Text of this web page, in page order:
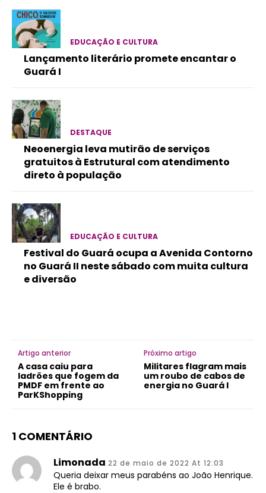
EDUCAÇÃO E CULTURA
Lançamento literário promete encantar o
Guará I
DESTAQUE
Neoenergia leva mutirão de serviços
gratuitos à Estrutural com atendimento
direto à população
EDUCAÇÃO E CULTURA
Festival do Guará ocupa a Avenida Contorno
no Guará II neste sábado com muita cultura
e diversão
Artigo anterior
A casa caiu para
ladrões que fogem da
PMDF em frente ao
ParKShopping
Próximo artigo
Militares flagram mais
um roubo de cabos de
energia no Guará I
1 COMENTÁRIO
Limonada 22 de maio de 2022 At 12:03
Queria deixar meus parabéns ao João Henrique.
Ele é brabo.